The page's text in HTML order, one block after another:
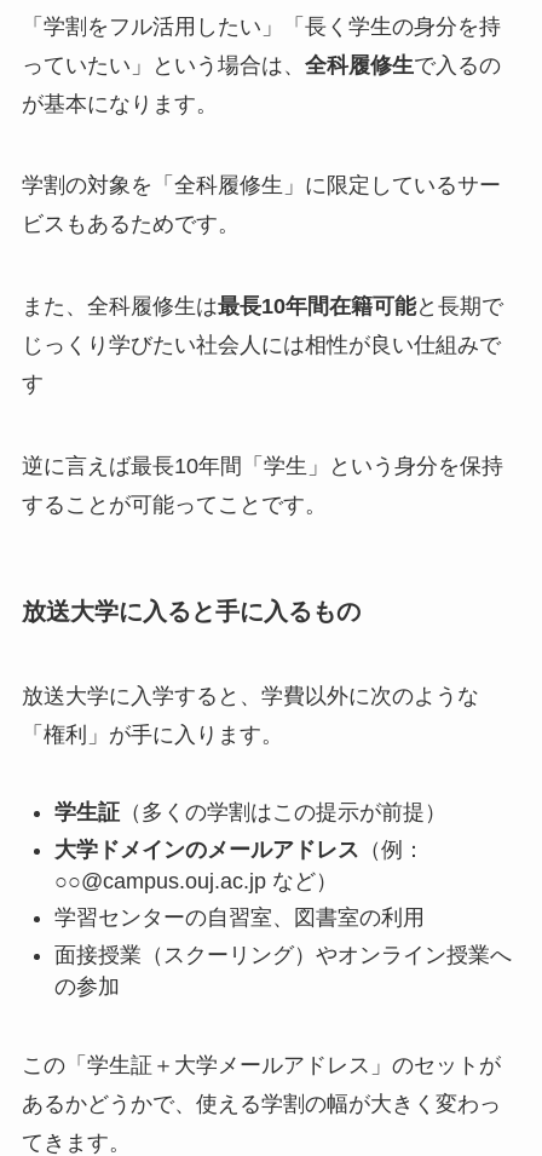
「学割をフル活用したい」「長く学生の身分を持
っていたい」という場合は、 全科履修生で入るの
が基本になります。
学割の対象を「全科履修生」に限定しているサー
ビスもあるためです。
また、全科履修生は最長10年間在籍可能と長期で
じっくり学びたい社会人には相性が良い仕組みで
す
逆に言えば最長10年間「学生」という身分を保持
することが可能ってことです。
放送大学に入ると手に入るもの
放送大学に入学すると、学費以外に次のような
「権利」が手に入ります。
学生証（多くの学割はこの提示が前提）
大学ドメインのメールアドレス （例：
○○@campus.ouj.ac.jp など）
学習センターの自習室、図書室の利用
面接授業（スクーリング）やオンライン授業へ
の参加
この「学生証＋大学メールアドレス」のセットが
あるかどうかで、使える学割の幅が大きく変わっ
てきます。